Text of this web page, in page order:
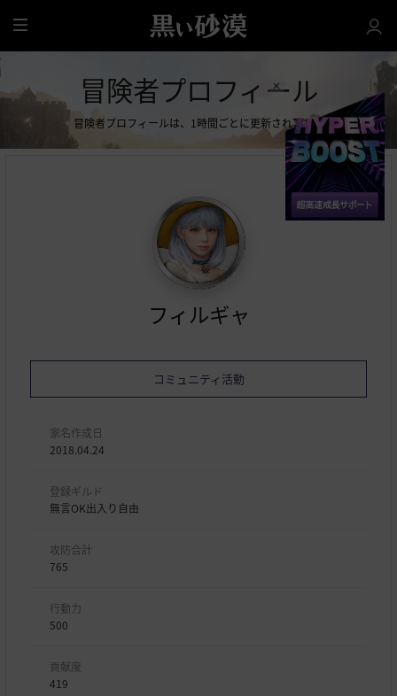
全
体
冒険者プロフィール
冒険者プロフィールは、1時間ごとに更新されます。
フィルギャ
コミュニティ活動
家名作成日
2018.04.24
登録ギルド
無言OK出入り自由
攻防合計
765
行動力
500
貢献度
419